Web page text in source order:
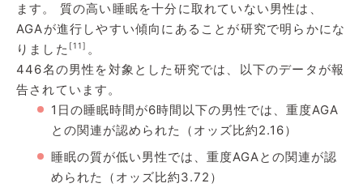
ます。 質の高い睡眠を十分に取れていない男性は、
AGAが進行しやすい傾向にあることが研究で明らかにな
りました [11] 。
446名の男性を対象とした研究では、以下のデータが報
告されています。
1日の睡眠時間が6時間以下の男性では、重度AGA
との関連が認められた（オッズ比約2.16）
睡眠の質が低い男性では、重度AGAとの関連が認
められた（オッズ比約3.72）